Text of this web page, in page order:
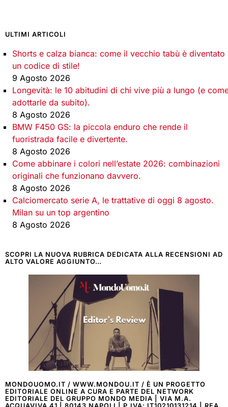
ULTIMI ARTICOLI
Shorts e calza bianca: come il vecchio tabù è diventato
un codice di stile!
9 Agosto 2026
Longevità: le 10 abitudini di chi vive più a lungo (e
adottarle da subito).
8 Agosto 2026
BMW F450 GS: la piccola enduro che rende il
fuoristrada facile e divertente.
8 Agosto 2026
Come abbinare i colori nell’estate 2026: combinazioni
originali che funzionano davvero.
8 Agosto 2026
Calciomercato serie A, le trattative di oggi 8 agosto.
Milan su un top argentino
8 Agosto 2026
SCOPRI LA NUOVA RUBRICA DEDICATA ALLA RECENSIONI AD
ALTO VALORE AGGIUNTO…
MONDOUOMO.IT / WWW.MONDOU.IT / È UN PROGETTO
EDITORIALE ONLINE A CURA E PARTE DEL NETWORK
EDITORIALE DEL GRUPPO MONDO MEDIA | VIA M.A.